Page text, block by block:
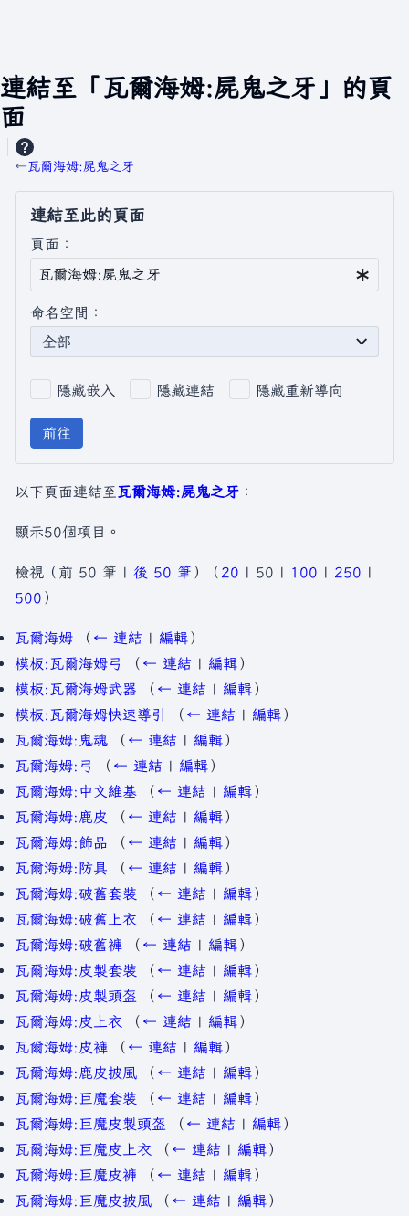
連結至「瓦爾海姆:屍鬼之牙」的頁
面
←瓦爾海姆:屍鬼之牙
連結至此的頁面
頁面：
命名空間：
全部
隱藏嵌入 隱藏連結 隱藏重新導向
前往
以下頁面連結至瓦爾海姆:屍鬼之牙 ：
顯示50個項目。
檢視（ 前 50 筆 | 後 50 筆 ）（ 20 | 50 | 100 | 250 |
500 ）
瓦爾海姆 （ ← 連結 | 編輯）
模板:瓦爾海姆弓
（ ← 連結 | 編輯）
模板:瓦爾海姆武器
（ ← 連結 | 編輯）
模板:瓦爾海姆快速導引
（ ← 連結 | 編輯）
瓦爾海姆:鬼魂
（ ← 連結 | 編輯）
瓦爾海姆:弓
（ ← 連結 | 編輯）
瓦爾海姆:中文維基
（ ← 連結 | 編輯）
瓦爾海姆:鹿皮
（ ← 連結 | 編輯）
瓦爾海姆:飾品
（ ← 連結 | 編輯）
瓦爾海姆:防具
（ ← 連結 | 編輯）
瓦爾海姆:破舊套裝
（ ← 連結 | 編輯）
瓦爾海姆:破舊上衣
（ ← 連結 | 編輯）
瓦爾海姆:破舊褲
（ ← 連結 | 編輯）
瓦爾海姆:皮製套裝
（ ← 連結 | 編輯）
瓦爾海姆:皮製頭盔
（ ← 連結 | 編輯）
瓦爾海姆:皮上衣
（ ← 連結 | 編輯）
瓦爾海姆:皮褲
（ ← 連結 | 編輯）
瓦爾海姆:鹿皮披風
（ ← 連結 | 編輯）
瓦爾海姆:巨魔套裝
（ ← 連結 | 編輯）
瓦爾海姆:巨魔皮製頭盔
（ ← 連結 | 編輯）
瓦爾海姆:巨魔皮上衣
（ ← 連結 | 編輯）
瓦爾海姆:巨魔皮褲
（ ← 連結 | 編輯）
瓦爾海姆:巨魔皮披風
（ ← 連結 | 編輯）